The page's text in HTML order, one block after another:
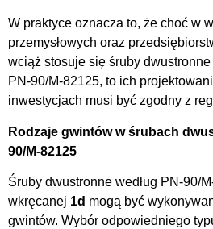
W praktyce oznacza to, że choć w
przemysłowych oraz
wciąż stosuje się śruby
PN-90/M-82125, to ich
inwestycjach musi być zgodny z
Rodzaje gwintów w śrubach
90/M-82125
Śruby dwustronne według PN-90/
wkręcanej 1d mogą być
gwintów. Wybór odpowiedniego